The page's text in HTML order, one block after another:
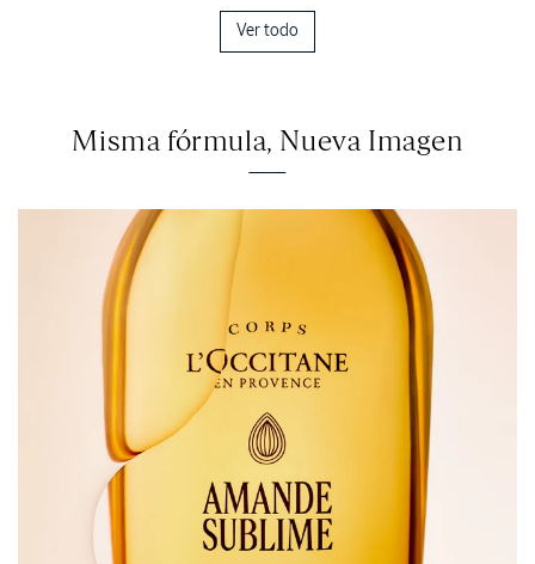
Ver todo
Misma fórmula, Nueva Imagen